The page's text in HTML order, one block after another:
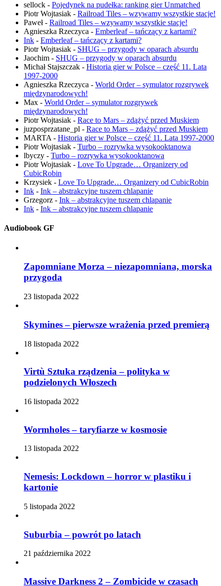
sellock - Pojedynek na pudełka: ranking gier Unmatched
Piotr Wojtasiak - Railroad Tiles – wzywamy wszystkie stacje!
Paweł- Railroad Tiles – wzywamy wszystkie stacje!
Agnieszka Rzeczyca - Emberleaf – tańczący z kartami?
Ink - Emberleaf – tańczący z kartami?
Piotr Wojtasiak - SHUG – przygody w oparach absurdu
Jaochim - SHUG – przygody w oparach absurdu
Michał Stajszczak - Historia gier w Polsce – część 11. Lata
1997-2000
Agnieszka Rzeczyca - World Order – symulator rozgrywek
międzynarodowych!
Max - World Order – symulator rozgrywek
międzynarodowych!
Piotr Wojtasiak - Race to Mars – zdążyć przed Muskiem
juzposprzatane_pl - Race to Mars – zdążyć przed Muskiem
MARTA - Historia gier w Polsce – część 11. Lata 1997-2000
Piotr Wojtasiak - Turbo – rozrywka wysokooktanowa
lbyczy - Turbo – rozrywka wysokooktanowa
Piotr Wojtasiak - Love To Upgrade… Organizery od
CubicRobin
Krzysiek - Love To Upgrade… Organizery od CubicRobin
Ink - Ink – abstrakcyjne tuszem chlapanie
Grzegorz - Ink – abstrakcyjne tuszem chlapanie
Ink - Ink – abstrakcyjne tuszem chlapanie
Audiobook GF
Zapomniane Morza – niezapomniana, morska
przygoda
23 listopada 2022
Skymines – pierwsze wrażenia przed premierą
18 listopada 2022
Virtù Sztuka rządzenia – polityka w
podzielonych Włoszech
16 listopada 2022
Wormholes – taryfiarze w kosmosie
13 listopada 2022
Nemesis: Lockdown – horror w plastiku i
kartonie
5 listopada 2022
Suburbia – powrót po latach
21 października 2022
Massive Darkness 2 – Zombicide w czasach